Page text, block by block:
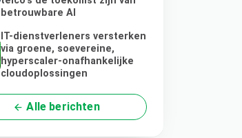
betrouwbare AI
IT-dienstverleners versterken
via groene, soevereine,
hyperscaler-onafhankelijke
cloudoplossingen
Alle berichten